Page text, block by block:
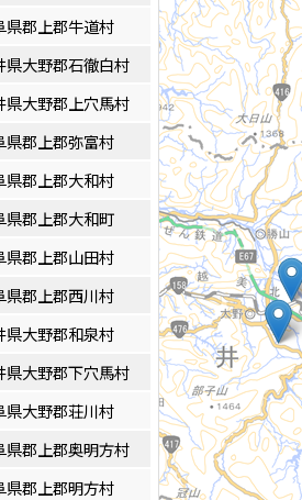
県郡上郡牛道村
県大野郡石徹白村
県大野郡上穴馬村
県郡上郡弥富村
県郡上郡大和村
県郡上郡大和町
県郡上郡山田村
県郡上郡西川村
県大野郡和泉村
県大野郡下穴馬村
県大野郡荘川村
県郡上郡奥明方村
県郡上郡明方村